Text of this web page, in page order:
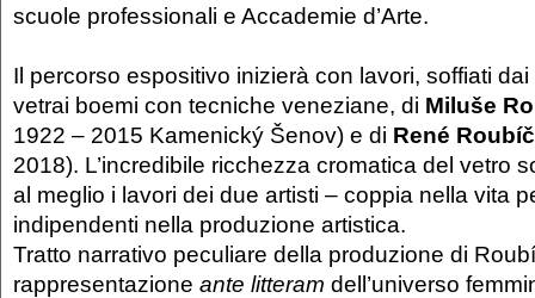
scuole professionali e Accademie d’Arte.
Il percorso espositivo inizierà con lavori, soffiati
vetrai boemi con tecniche veneziane, di Miluše
1922 – 2015 Kamenický Šenov) e di René
2018). L’incredibile ricchezza cromatica del vetro
al meglio i lavori dei due artisti – coppia nella vita
indipendenti nella produzione artistica.
Tratto narrativo peculiare della produzione di
rappresentazione ante litteram dell’universo